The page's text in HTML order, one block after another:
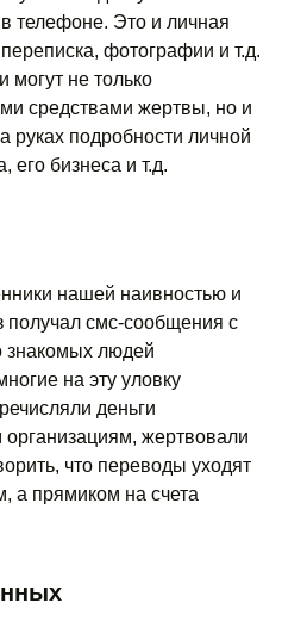
телефоне. Это и личная
фотографии и т.д.
могут не только
средствами жертвы, но и
руках подробности личной
его бизнеса и т.д.
нашей наивностью и
получал смс-сообщения с
знакомых людей
на эту уловку
деньги
жертвовали
что переводы уходят
а прямиком на счета